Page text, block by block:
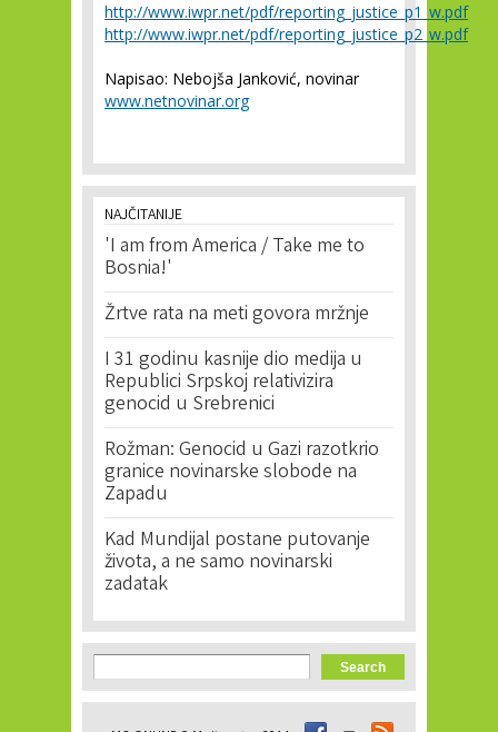
http://www.iwpr.net/pdf/reporting_justice_p1_w.pdf
http://www.iwpr.net/pdf/reporting_justice_p2_w.pdf
Napisao: Nebojša Janković, novinar
www.netnovinar.org
NAJČITANIJE
'I am from America / Take me to
Bosnia!'
Žrtve rata na meti govora mržnje
I 31 godinu kasnije dio medija u
Republici Srpskoj relativizira
genocid u Srebrenici
Rožman: Genocid u Gazi razotkrio
granice novinarske slobode na
Zapadu
Kad Mundijal postane putovanje
života, a ne samo novinarski
zadatak
Search form
Search